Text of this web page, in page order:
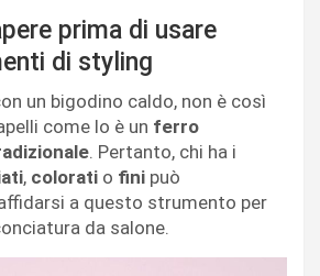
prima di usare
di styling
un bigodino caldo, non è così
come lo è un ferro
. Pertanto, chi ha i
, colorati o fini può
a questo strumento per
da salone.